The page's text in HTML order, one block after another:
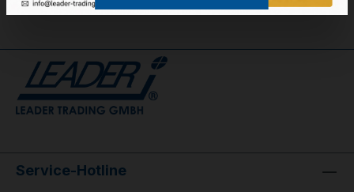
Service-Hotline